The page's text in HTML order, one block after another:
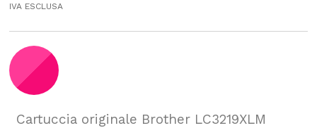
IVA ESCLUSA
Cartuccia originale Brother LC3219XLM